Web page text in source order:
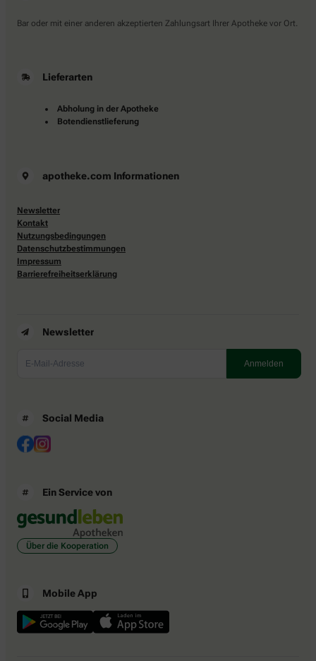
Bar oder mit einer anderen akzeptierten Zahlungsart Ihrer Apotheke vor Ort.
Lieferarten
Abholung in der Apotheke
Botendienstlieferung
apotheke.com Informationen
Newsletter
Kontakt
Nutzungsbedingungen
Datenschutzbestimmungen
Impressum
Barrierefreiheitserklärung
Newsletter
Social Media
Ein Service von
Über die Kooperation
Mobile App